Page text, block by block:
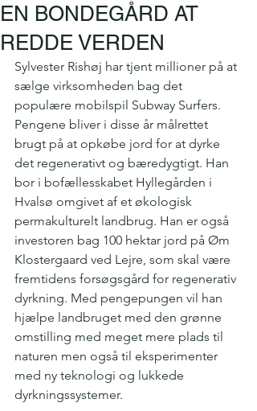
EN BONDEGÅRD AT
REDDE VERDEN
Sylvester Rishøj har tjent millioner på at
sælge virksomheden bag det
populære mobilspil Subway Surfers.
Pengene bliver i disse år målrettet
brugt på at opkøbe jord for at dyrke
det regenerativt og bæredygtigt. Han
bor i bofællesskabet Hyllegården i
Hvalsø omgivet af et økologisk
permakulturelt landbrug. Han er også
investoren bag 100 hektar jord på Øm
Klostergaard ved Lejre, som skal være
fremtidens forsøgsgård for regenerativ
dyrkning. Med pengepungen vil han
hjælpe landbruget med den grønne
omstilling med meget mere plads til
naturen men også til eksperimenter
med ny teknologi og lukkede
dyrkningssystemer.